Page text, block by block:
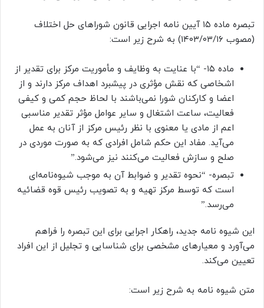
تبصره ماده ۱۵ آیین نامه اجرایی قانون شوراهای حل اختلاف
(مصوب ۱۴۰۳/۰۳/۱۶) به شرح زیر است:
ماده ۱۵- “با عنایت به وظایف و مأموریت مرکز برای تقدیر از
اشخاصی که نقش مؤثری در پیشبرد اهداف مرکز دارند و از
اعضا و کارکنان شورا نمی‌باشند با لحاظ حجم کمی و کیفی
فعالیت، ساعت اشتغال و سایر عوامل مؤثر تقدیر مناسبی
اعم از مادی یا معنوی با نظر رئیس مرکز از آنان به عمل‌
می‌آید. مفاد این حکم شامل افرادی که به صورت موردی در
صلح و سازش فعالیت‌ می‌کنند نیز‌ می‌شود.”
تبصره- “نحوه تقدیر و ضوابط آن به موجب شیوه‌نامه‌ای
است که توسط مرکز تهیه و به تصویب رئیس قوه قضائیه‌
می‌رسد.”
این شیوه نامه جدید، راهکار اجرایی برای این تبصره را فراهم
می‌آورد و معیارهای مشخصی برای شناسایی و تجلیل از این افراد
تعیین می‌کند.
متن شیوه نامه به شرح زیر است: